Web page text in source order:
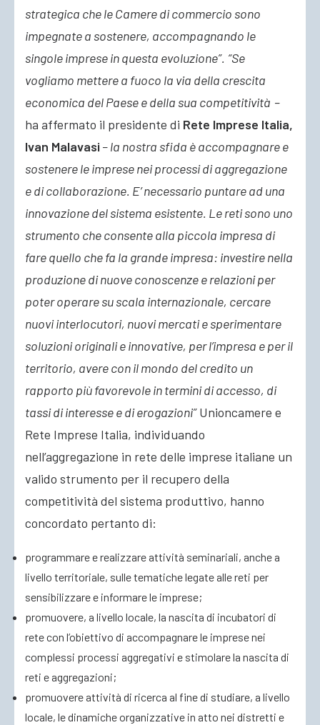
strategica che le Camere di commercio sono
impegnate a sostenere, accompagnando le
singole imprese in questa evoluzione”. “Se
vogliamo mettere a fuoco la via della crescita
economica del Paese e della sua competitività –
ha affermato il presidente di Rete Imprese Italia,
Ivan Malavasi – la nostra sfida è accompagnare e
sostenere le imprese nei processi di aggregazione
e di collaborazione. E’ necessario puntare ad una
innovazione del sistema esistente. Le reti sono uno
strumento che consente alla piccola impresa di
fare quello che fa la grande impresa: investire nella
produzione di nuove conoscenze e relazioni per
poter operare su scala internazionale, cercare
nuovi interlocutori, nuovi mercati e sperimentare
soluzioni originali e innovative, per l’impresa e per il
territorio, avere con il mondo del credito un
rapporto più favorevole in termini di accesso, di
tassi di interesse e di erogazioni”Unioncamere e
Rete Imprese Italia, individuando
nell’aggregazione in rete delle imprese italiane un
valido strumento per il recupero della
competitività del sistema produttivo, hanno
concordato pertanto di:
programmare e realizzare attività seminariali, anche a
livello territoriale, sulle tematiche legate alle reti per
sensibilizzare e informare le imprese;
promuovere, a livello locale, la nascita di incubatori di
rete con l’obiettivo di accompagnare le imprese nei
complessi processi aggregativi e stimolare la nascita di
reti e aggregazioni;
promuovere attività di ricerca al fine di studiare, a livello
locale, le dinamiche organizzative in atto nei distretti e